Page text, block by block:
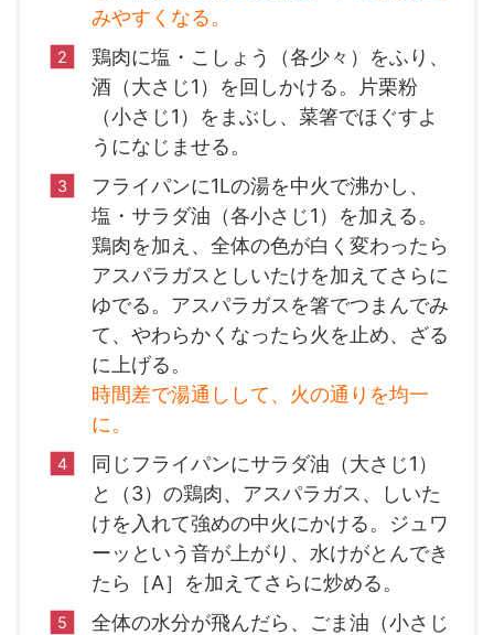
みやすくなる。
鶏肉に塩・こしょう（各少々）をふり、
酒（大さじ1）を回しかける。片栗粉
（小さじ1）をまぶし、菜箸でほぐすよ
うになじませる。
フライパンに1Lの湯を中火で沸かし、
塩・サラダ油（各小さじ1）を加える。
鶏肉を加え、全体の色が白く変わったら
アスパラガスとしいたけを加えてさらに
ゆでる。アスパラガスを箸でつまんでみ
て、やわらかくなったら火を止め、ざる
に上げる。
時間差で湯通しして、火の通りを均一
に。
同じフライパンにサラダ油（大さじ1）
と（3）の鶏肉、アスパラガス、しいた
けを入れて強めの中火にかける。ジュワ
ーッという音が上がり、水けがとんでき
たら［A］を加えてさらに炒める。
全体の水分が飛んだら、ごま油（小さじ